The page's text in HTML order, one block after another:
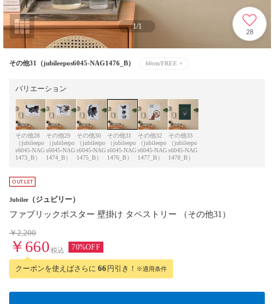
1/1
28
その他31（jubileepos6045-NAG1476_B） 60cm/FREE ×
バリエーション
その他28
（jubileepo
s6045-NAG
1473_B）
その他29
（jubileepo
s6045-NAG
1474_B）
その他30
（jubileepo
s6045-NAG
1475_B）
その他31
（jubileepo
s6045-NAG
1476_B）
その他32
（jubileepo
s6045-NAG
1477_B）
その他33
（jubileepo
s6045-NAG
1478_B）
Jubilee （ジュビリー）
ファブリックポスター 壁掛け タペストリー （その他31）
￥2,200
￥660 税込 70%OFF
クーポンを使えばさらに 66 円引き！ ※適用条件